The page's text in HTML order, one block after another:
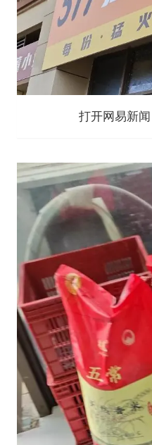
打开网易新